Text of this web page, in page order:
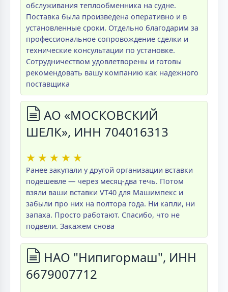
обслуживания теплообменника на судне.
Поставка была произведена оперативно и в
установленные сроки. Отдельно благодарим за
профессиональное сопровождение сделки и
технические консультации по установке.
Сотрудничеством удовлетворены и готовы
рекомендовать вашу компанию как надежного
поставщика
АО «МОСКОВСКИЙ
ШЕЛК», ИНН 704016313
★ ★ ★ ★ ★
Ранее закупали у другой организации вставки
подешевле — через месяц-два течь. Потом
взяли ваши вставки VT40 для Машимпекс и
забыли про них на полтора года. Ни капли, ни
запаха. Просто работают. Спасибо, что не
подвели. Закажем снова
НАО "Нипигормаш", ИНН
6679007712